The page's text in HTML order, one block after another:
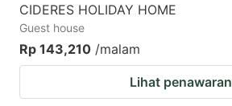
changing
dates.
CIDERES HOLIDAY HOME
Guest house
Rp 143,210 /malam
Lihat penawaran